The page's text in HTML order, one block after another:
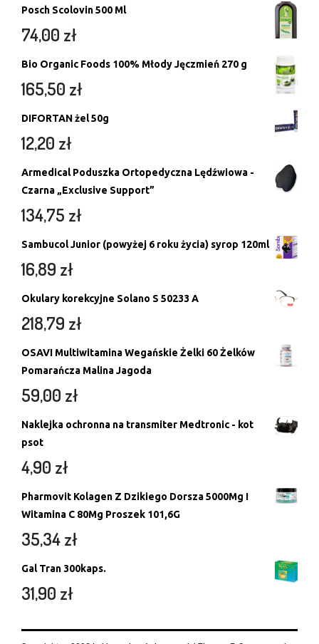
Posch Scolovin 500 Ml
74,00 zł
Bio Organic Foods 100% Młody Jęczmień 270 g
165,50 zł
DIFORTAN żel 50g
12,20 zł
Armedical Poduszka Ortopedyczna Lędźwiowa -
Czarna „Exclusive Support”
134,75 zł
Sambucol Junior (powyżej 6 roku życia) syrop 120ml
16,89 zł
Okulary korekcyjne Solano S 50233 A
218,79 zł
OSAVI Multiwitamina Wegańskie Żelki 60 Żelków
Pomarańcza Malina Jagoda
59,00 zł
Naklejka ochronna na transmiter Medtronic - kot
psot
4,90 zł
Pharmovit Kolagen Z Dzikiego Dorsza 5000Mg I
Witamina C 80Mg Proszek 101,6G
35,34zł
Gal Tran 300kaps.
31,90 zł